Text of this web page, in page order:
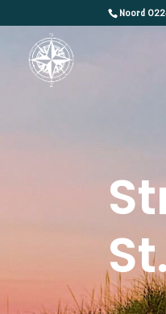
Noord